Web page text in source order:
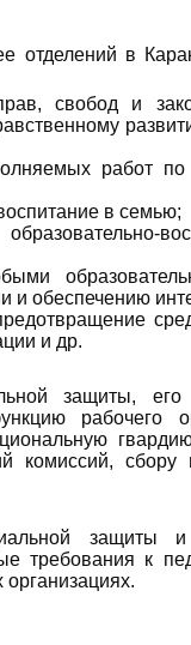
в
свобод и
работ
в семью;
и обеспечению
и др.
защиты,
рабочего
комиссий, сбору
защиты и
требования к